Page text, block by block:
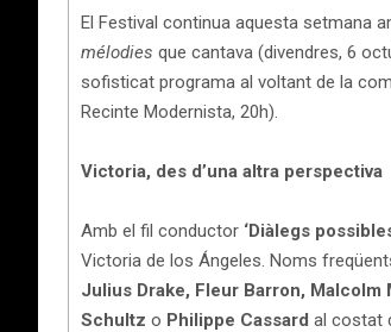
El Festival continua aquesta setmana
mélodies que cantava (divendres, 6
sofisticat programa al voltant de la
Recinte Modernista, 20h).
Victoria, des d’una altra perspectiva
Amb el fil conductor ‘Diàlegs
Victoria de los Ángeles. Noms
Julius Drake, Fleur Barron, Malcolm
Schultz o Philippe Cassard al costat